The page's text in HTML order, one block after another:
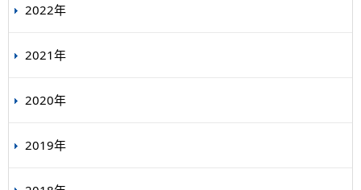
2022年
2021年
2020年
2019年